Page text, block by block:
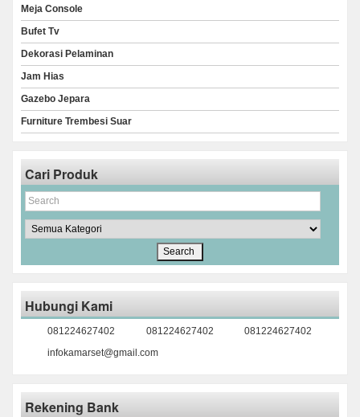
Meja Console
Bufet Tv
Dekorasi Pelaminan
Jam Hias
Gazebo Jepara
Furniture Trembesi Suar
Cari Produk
Hubungi Kami
081224627402 081224627402
081224627402
infokamarset@gmail.com
Rekening Bank